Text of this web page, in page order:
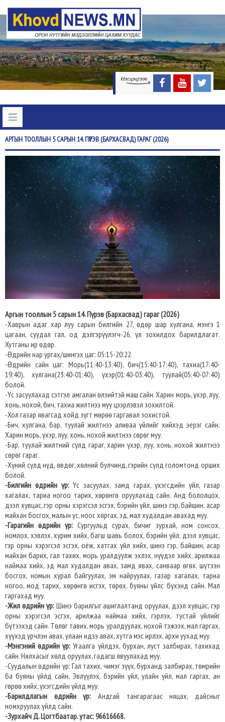
АРГЫНТООЛЛЫН 5 САРЫН 14. ПҮРЭВ (БАРХАСВАД) ГАРАГ (2026)
Аргын тооллын 5 сарын 14. Пүрэв (Бархасвад) гараг (2026)
-Хаврын адаг хар луу сарын билгийн 27, өдөр шар хулгана, мэнгэ 1
цагаан, суудал гал, од дэлгэрүүлэгч-26, үл зохилдох барилдлагат.
Хутганы ир өдөр.
-Өдрийн нар ургах/шингэх цаг: 05:15-20:22.
-Өдрийн сайн цаг: Морь(11:40-13:40), бич(15:40-17:40), тахиа(17:40-
19:40), хулгана(23:40-01:40), үхэр(01:40-03:40), туулай(05:40-07:40)
болой.
-Үс засуулахад сэтгэл амгалан өлзийтэй маш сайн. Харин морь, үхэр, луу,
хонь, нохой, бич, тахиа жилтнээ муу цээрлэвэл зохилтой.
-Хол газар явагсад хойд зүгт мөрөө гаргавал зохистой.
-Бич, хулгана, бар, туулай жилтнээ аливаа үйлийг хийхэд эерэг сайн.
Харин морь, үхэр, луу, хонь, нохой жилтнээ сөрөг муу.
-Бар, туулай жилтний сүлд гараг, харин үхэр, луу, хонь, нохой жилтнээ
сөрөг гараг.
-Хүний сүлд нүд, өвдөг, хөлний булчинд, гэрийн сүлд голомтонд орших
болой.
-Билгийн өдрийн үр:Үс засуулах, замд гарах, үхэгсдийн үйл, газар
хагалах, тариа ногоо тарих, хөрөнгө оруулахад сайн. Анд бололцох,
дээл хувцас, гэр орны хэрэгсэл эсгэх, бэрийн үйл, шинэ гэр, байшин, асар
майхан босгох, малын үс, ноос хяргах, эд, мал худалдан авахад муу.
-Гарагийн өдрийн үр: Сургуульд сурах, бичиг зурхай, ном сонсох,
номлох, хэвлэх, хурим хийх, багш шавь болох, бэрийн үйл, дээл хувцас,
гэр орны хэрэгсэл эсгэх, оёж, хатгах үйл хийх, шинэ гэр, байшин, асар
майхан барих, гал тахих, морь уралдуулж эхлэх, нүүдэл хийх, арилжаа
наймаа хийх, эд мал худалдан авах, замд явах, санваар өгөх, шүтээн
босгох, номын хурал байгуулах, эм найруулах, газар хагалах, тариа
ногоо, мод тарих, хөрөнгө исгэх, төрөх, буяны үйлс бүхэнд сайн. Мал
гаргахад муу.
-Жил өдрийн үр: Шинэ барилгыг ашиглалтанд оруулах, дээл хувцас, гэр
орны хэрэгсэл эсгэх, арилжаа наймаа хийх, гэрлэх, тустай үйлийг
бүтээхэд сайн. Төлөг тавих, морь уралдуулах, нохой тэжээх, мал гаргах,
хүүхэд үрчлэн авах, улаан идээ авах, хутга мэс ирлэх, архи уухад муу.
-Мэнгэний өдрийн үр: Угаалга үйлдэх, бурхан, луст залбирах, тахихад
сайн. Нялхасыг хөлд оруулах, гадагш явуулахад муу.
-Суудалын өдрийн үр: Гал тахих, чимэг зүүх, бурханд залбирах, төмрийн
ба буяны үйлд сайн. Эвлүүлэх, бэрийн үйл, улайн үйл, мал гаргах, ан
гөрөө хийх, үхэгсдийн үйлд муу.
-Барилдлагын өдрийн үр: Андгай тангарагаас няцах, дайсныг
номхруулах үйлд сайн.
-Зурхайч Д. Цогтбаатар. утас: 96616668.